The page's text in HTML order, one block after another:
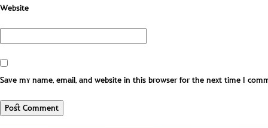
Website
Save my name, email, and website in this browser for the next time I